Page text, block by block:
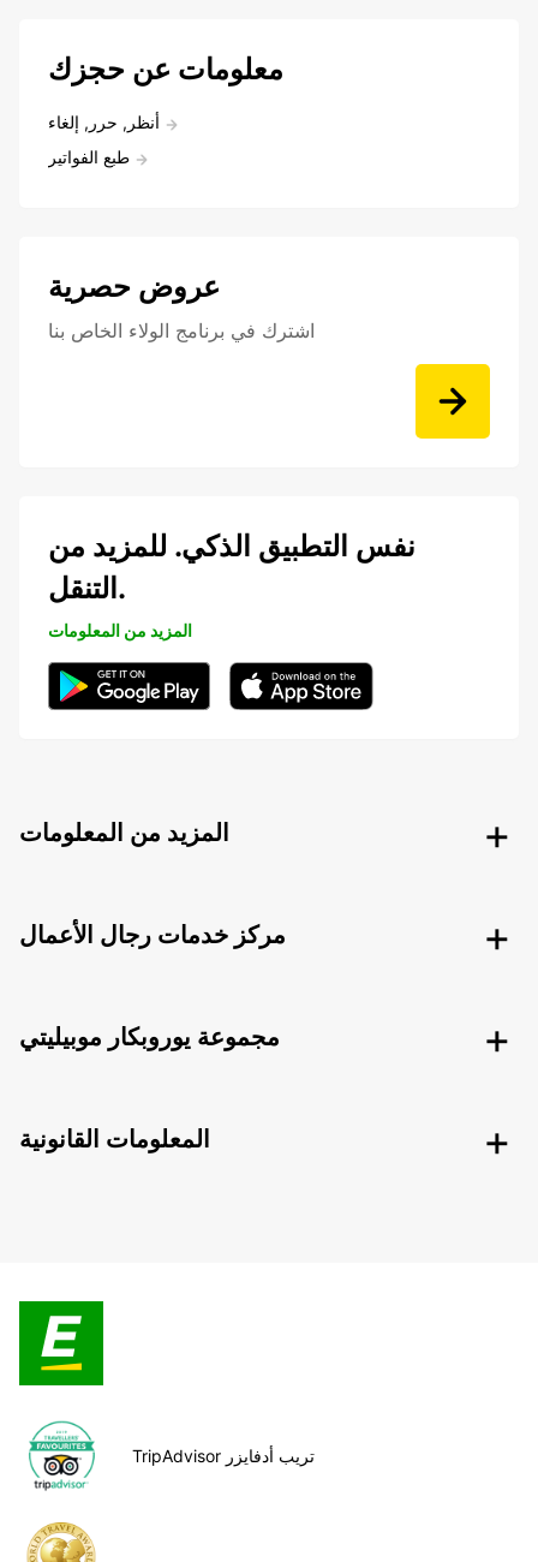
معلومات عن حجزك
أنظر, حرر, إلغاء
طبع الفواتير
عروض حصرية
اشترك في برنامج الولاء الخاص بنا
نفس التطبيق الذكي. للمزيد من
التنقل.
المزيد من المعلومات
المزيد من المعلومات
مركز خدمات رجال الأعمال
مجموعة يوروبكار موبيليتي
المعلومات القانونية
TripAdvisor تريب أدفايزر